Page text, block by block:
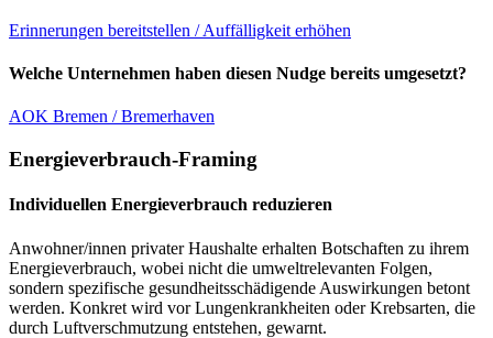
Erinnerungen bereitstellen / Auffälligkeit erhöhen
Welche Unternehmen haben diesen Nudge bereits umgesetzt?
AOK Bremen / Bremerhaven
Energieverbrauch-Framing
Individuellen Energieverbrauch reduzieren
Anwohner/innen privater Haushalte erhalten Botschaften zu ihrem
Energieverbrauch, wobei nicht die umweltrelevanten Folgen,
sondern spezifische gesundheitsschädigende Auswirkungen betont
werden. Konkret wird vor Lungenkrankheiten oder Krebsarten, die
durch Luftverschmutzung entstehen, gewarnt.